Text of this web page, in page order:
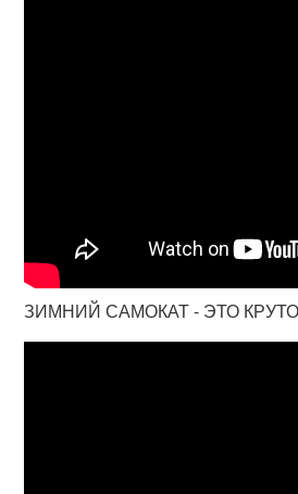
ЗИМНИЙ САМОКАТ - ЭТО